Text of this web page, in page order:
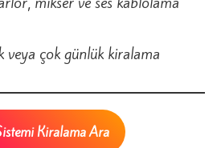
veya çok günlük kiralama
Kiralama Ara